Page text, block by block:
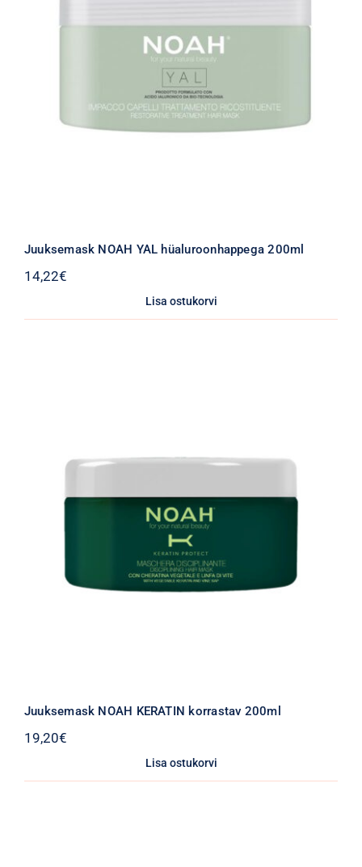
Juuksemask NOAH YAL hüaluroonhappega 200ml
14,22€
Lisa ostukorvi
Juuksemask NOAH KERATIN korrastav 200ml
19,20€
Lisa ostukorvi